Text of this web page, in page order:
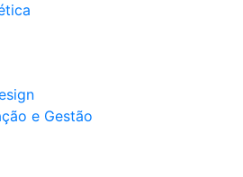
e Gestão